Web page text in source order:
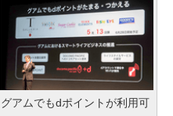
グアムでもdポイントが利用可